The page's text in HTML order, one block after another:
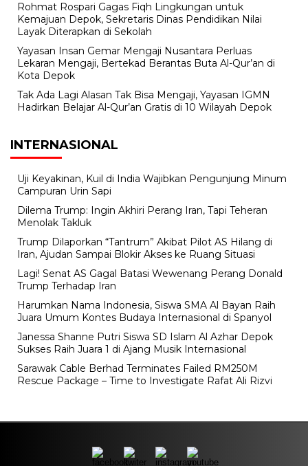
Rohmat Rospari Gagas Fiqh Lingkungan untuk
Kemajuan Depok, Sekretaris Dinas Pendidikan Nilai
Layak Diterapkan di Sekolah
Yayasan Insan Gemar Mengaji Nusantara Perluas
Lekaran Mengaji, Bertekad Berantas Buta Al-Qur’an di
Kota Depok
Tak Ada Lagi Alasan Tak Bisa Mengaji, Yayasan IGMN
Hadirkan Belajar Al-Qur’an Gratis di 10 Wilayah Depok
INTERNASIONAL
Uji Keyakinan, Kuil di India Wajibkan Pengunjung Minum
Campuran Urin Sapi
Dilema Trump: Ingin Akhiri Perang Iran, Tapi Teheran
Menolak Takluk
Trump Dilaporkan “Tantrum” Akibat Pilot AS Hilang di
Iran, Ajudan Sampai Blokir Akses ke Ruang Situasi
Lagi! Senat AS Gagal Batasi Wewenang Perang Donald
Trump Terhadap Iran
Harumkan Nama Indonesia, Siswa SMA Al Bayan Raih
Juara Umum Kontes Budaya Internasional di Spanyol
Janessa Shanne Putri Siswa SD Islam Al Azhar Depok
Sukses Raih Juara 1 di Ajang Musik Internasional
Sarawak Cable Berhad Terminates Failed RM250M
Rescue Package – Time to Investigate Rafat Ali Rizvi